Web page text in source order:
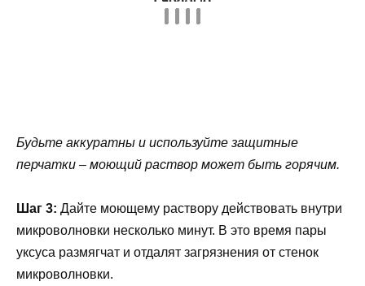
Будьте аккуратны и используйте защитные
перчатки – моющий раствор может быть горячим.
Шаг 3: Дайте моющему раствору действовать внутри
микроволновки несколько минут. В это время пары
уксуса размягчат и отдалят загрязнения от стенок
микроволновки.